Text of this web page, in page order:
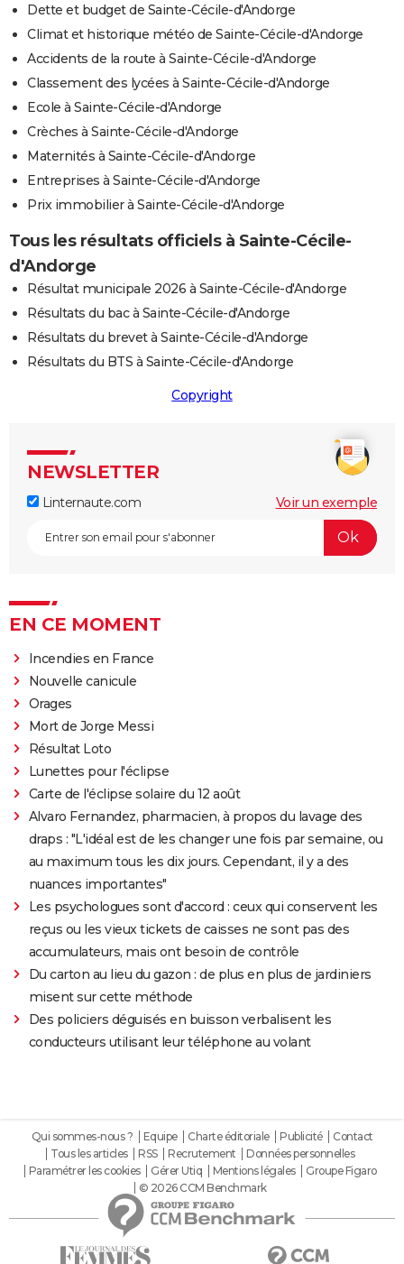
Dette et budget de Sainte-Cécile-d'Andorge
Climat et historique météo de Sainte-Cécile-d'Andorge
Accidents de la route à Sainte-Cécile-d'Andorge
Classement des lycées à Sainte-Cécile-d'Andorge
Ecole à Sainte-Cécile-d'Andorge
Crèches à Sainte-Cécile-d'Andorge
Maternités à Sainte-Cécile-d'Andorge
Entreprises à Sainte-Cécile-d'Andorge
Prix immobilier à Sainte-Cécile-d'Andorge
Tous les résultats officiels à Sainte-Cécile-
d'Andorge
Résultat municipale 2026 à Sainte-Cécile-d'Andorge
Résultats du bac à Sainte-Cécile-d'Andorge
Résultats du brevet à Sainte-Cécile-d'Andorge
Résultats du BTS à Sainte-Cécile-d'Andorge
Copyright
NEWSLETTER
Linternaute.com Voir un exemple
EN CE MOMENT
Incendies en France
Nouvelle canicule
Orages
Mort de Jorge Messi
Résultat Loto
Lunettes pour l'éclipse
Carte de l'éclipse solaire du 12 août
Alvaro Fernandez, pharmacien, à propos du lavage des
draps : "L'idéal est de les changer une fois par semaine, ou
au maximum tous les dix jours. Cependant, il y a des
nuances importantes"
Les psychologues sont d'accord : ceux qui conservent les
reçus ou les vieux tickets de caisses ne sont pas des
accumulateurs, mais ont besoin de contrôle
Du carton au lieu du gazon : de plus en plus de jardiniers
misent sur cette méthode
Des policiers déguisés en buisson verbalisent les
conducteurs utilisant leur téléphone au volant
Qui sommes-nous ? Equipe Charte éditoriale Publicité
Contact
Tous les articles
RSS Recrutement
Données personnelles
Paramétrer les cookies
Gérer Utiq Mentions légales
Groupe Figaro
© 2026 CCM Benchmark